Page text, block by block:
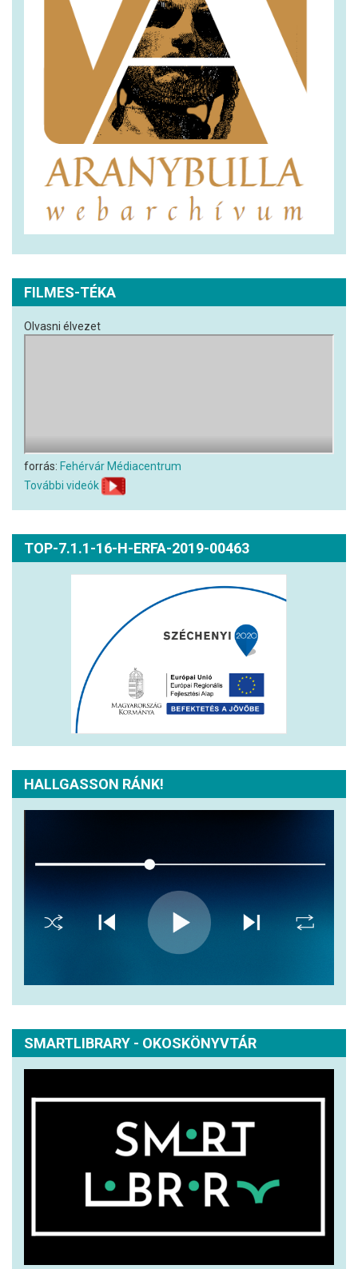
FILMES-TÉKA
Olvasni élvezet
forrás: Fehérvár Médiacentrum
További videók
TOP-7.1.1-16-H-ERFA-2019-00463
HALLGASSON RÁNK!
SMARTLIBRARY - OKOSKÖNYVTÁR